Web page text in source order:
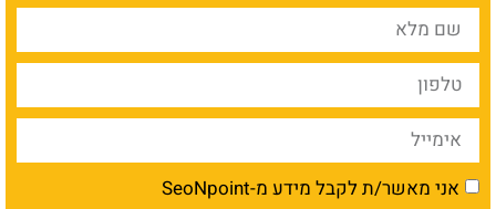
אני מאשר/ת לקבל מידע מ-SeoNpoint